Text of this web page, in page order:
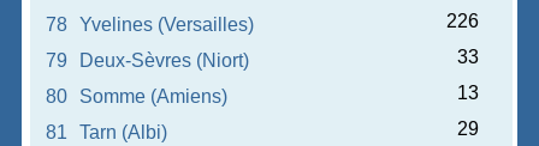
78
Yvelines (Versailles)
226
79
Deux-Sèvres (Niort)
33
80
Somme (Amiens)
13
81
Tarn (Albi)
29